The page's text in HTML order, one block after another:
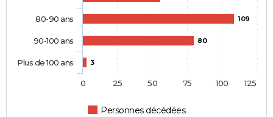
109
80
3
Personnes décédées
80-90 ans
90-100 ans
Plus de 100 ans
0 100
25 50 75 125